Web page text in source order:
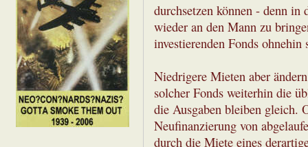
durchsetzen können - denn
wieder an den Mann zu
investierenden Fonds
Niedrigere Mieten aber
solcher Fonds weiterhin die
die Ausgaben bleiben gleich.
Neufinanzierung von
durch die Miete eines